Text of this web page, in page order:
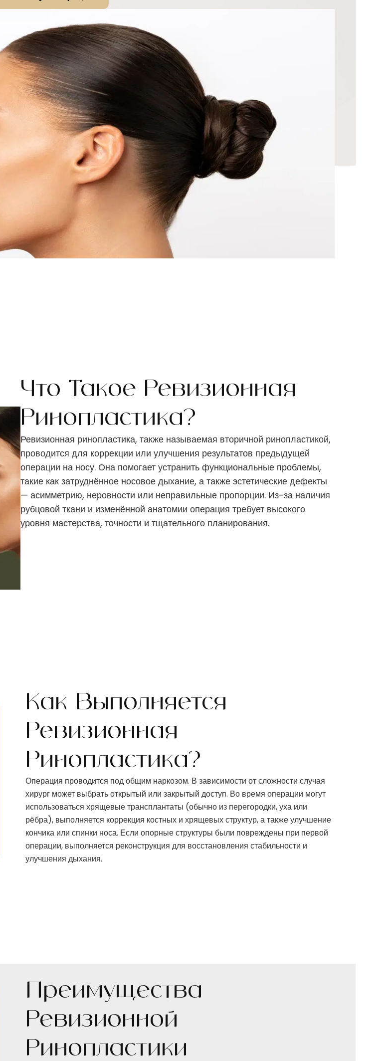
Что Такое Ревизионная
Ринопластика?
Ревизионная ринопластика, также называемая вторичной ринопластикой,
проводится для коррекции или улучшения результатов предыдущей
операции на носу. Она помогает устранить функциональные проблемы,
такие как затруднённое носовое дыхание, а также эстетические дефекты
— асимметрию, неровности или неправильные пропорции. Из-за наличия
рубцовой ткани и изменённой анатомии операция требует высокого
уровня мастерства, точности и тщательного планирования.
Как Выполняется
Ревизионная
Ринопластика?
Операция проводится под общим наркозом. В зависимости от сложности случая
хирург может выбрать открытый или закрытый доступ. Во время операции могут
использоваться хрящевые трансплантаты (обычно из перегородки, уха или
рёбра), выполняется коррекция костных и хрящевых структур, а также улучшение
кончика или спинки носа. Если опорные структуры были повреждены при первой
операции, выполняется реконструкция для восстановления стабильности и
улучшения дыхания.
Преимущества
Ревизионной
Ринопластики